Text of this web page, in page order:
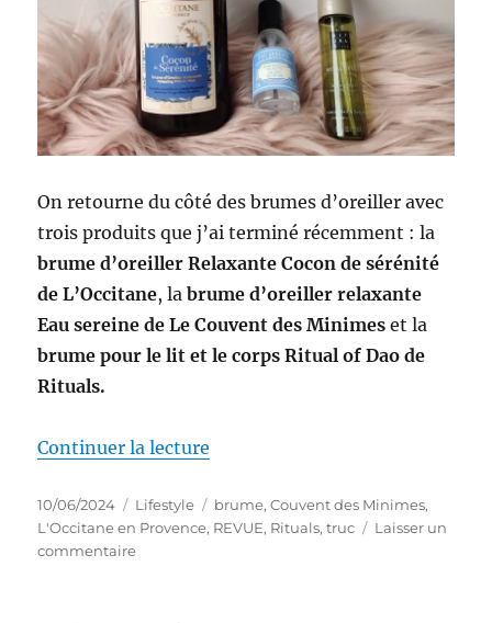
On retourne du côté des brumes d’oreiller avec
trois produits que j’ai terminé récemment : la
brume d’oreiller Relaxante Cocon de sérénité
de L’Occitane, labrume d’oreiller relaxante
Eau sereine de Le Couvent des Minimes et la
brume pour le lit et le corps Ritual of Dao de
Rituals.
Continuer la lecture
Publié
le
10/06/2024 Catégories
Lifestyle Étiquettes
brume,Couvent des Minimes,
L'Occitane en Provence, REVUE, Rituals,truc
Laisser un
commentairesur